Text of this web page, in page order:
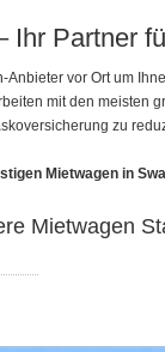
Ihr Partner
vor Ort um
mit den meisten
zu
Mietwagen in
Mietwagen